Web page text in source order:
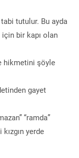
tutulur. Bu ayda
bir kapı olan
hikmetini şöyle
gayet
“ramda”
yerde